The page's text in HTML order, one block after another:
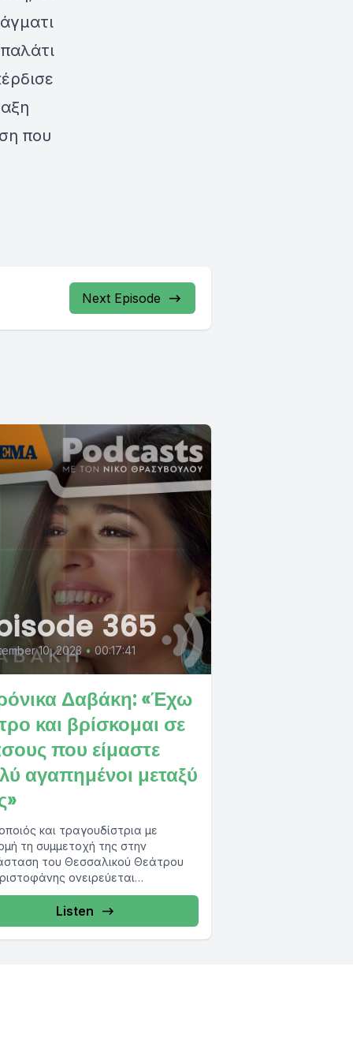
που
Next Episode
365
10, 2023 • 00:17:41
Δαβάκη: «Έχω
και βρίσκομαι σε
που είμαστε
αγαπημένοι μεταξύ
και τραγουδίστρια με
τη συμμετοχή της στην
του Θεσσαλικού Θεάτρου
ονειρεύεται
+ Πραξαγόρα» μίλησε στο
και...
Listen